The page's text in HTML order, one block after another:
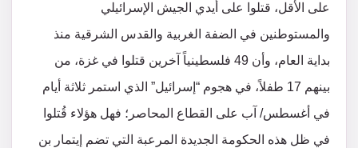
على الأقل، قتلوا على أيدي الجيش الإسرائيلي
والمستوطنين في الضفة الغربية والقدس الشرقية منذ
بداية العام، وأن 49 فلسطينياً آخرين قتلوا في غزة، من
بينهم 17 طفلاً، في هجوم “إسرائيل” الذي استمر ثلاثة أيام
في أغسطس/ آب على القطاع المحاصر؛ فهل هؤلاء قُتلوا
في ظل هذه الحكومة الجديدة المرعبة التي تضم إيتمار بن